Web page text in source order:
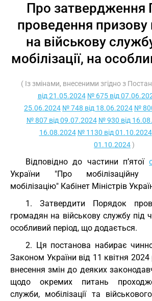
Про затвердження
проведення
на військову
мобілізації, на
( Із змінами, внесеними згідно з
від 21.05.2024 № 675 від
25.06.2024 № 748 від 18.06.2024 №
№ 807 від 09.07.2024 № 930 від
16.08.2024 № 1130 від 01.10.2024
01.10.2024)
Відповідно до частини п’ятої
України "Про мобілізаційну
мобілізацію" Кабінет Міністрів
1. Затвердити Порядок
громадян на військову службу під
особливий період, що додається.
2. Ця постанова набирає
Законом України від 11 квітня 2024
внесення змін до деяких
щодо окремих питань
служби, мобілізації та